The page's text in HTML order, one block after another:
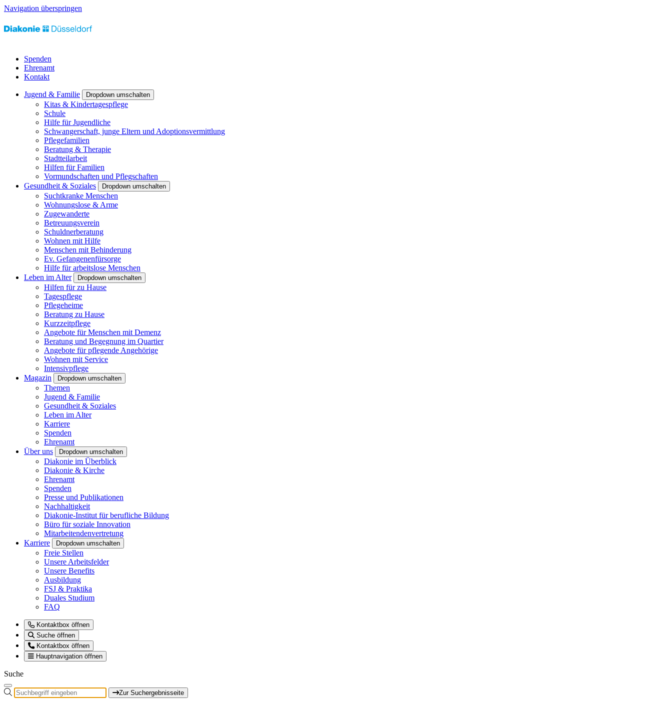
Navigation überspringen
Spenden
Ehrenamt
Kontakt
Jugend & Familie Dropdown umschalten
Kitas & Kindertagespflege
Schule
Hilfe für Jugendliche
Schwangerschaft, junge Eltern und Adoptionsvermittlung
Pflegefamilien
Beratung & Therapie
Stadtteilarbeit
Hilfen für Familien
Vormundschaften und Pflegschaften
Gesundheit & Soziales
Dropdown umschalten
Suchtkranke Menschen
Wohnungslose & Arme
Zugewanderte
Betreuungsverein
Schuldnerberatung
Wohnen mit Hilfe
Menschen mit Behinderung
Ev. Gefangenenfürsorge
Hilfe für arbeitslose Menschen
Leben im Alter
Dropdown umschalten
Hilfen für zu Hause
Tagespflege
Pflegeheime
Beratung zu Hause
Kurzzeitpflege
Angebote für Menschen mit Demenz
Beratung und Begegnung im Quartier
Angebote für pflegende Angehörige
Wohnen mit Service
Intensivpflege
Magazin
Dropdown umschalten
Themen
Jugend & Familie
Gesundheit & Soziales
Leben im Alter
Karriere
Spenden
Ehrenamt
Über uns
Dropdown umschalten
Diakonie im Überblick
Diakonie & Kirche
Ehrenamt
Spenden
Presse und Publikationen
Nachhaltigkeit
Diakonie-Institut für berufliche Bildung
Büro für soziale Innovation
Mitarbeitendenvertretung
Karriere
Dropdown umschalten
Freie Stellen
Unsere Arbeitsfelder
Unsere Benefits
Ausbildung
FSJ & Praktika
Duales Studium
FAQ
Kontaktbox öffnen
Suche öffnen
Kontaktbox öffnen
Hauptnavigation öffnen
Suche
Zur Suchergebnisseite